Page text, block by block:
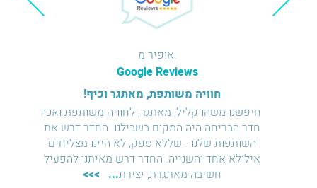
אופיר מ.
Google Reviews
חוויה משותפת, מאתגר וכיף!
חיפשנו משהו קליל, מאתגר, לחוויה משותפת ואכן
חדר הבריחה היה המקום בשבילנו. החדר דרש את
השותפות שלנו - שללא ספק, לא היינו מצליחים
אילולא אחד והשנייה. החדר דרש מאיתנו להפעיל
חשיבה מאתגרת, יצירת...
>>>